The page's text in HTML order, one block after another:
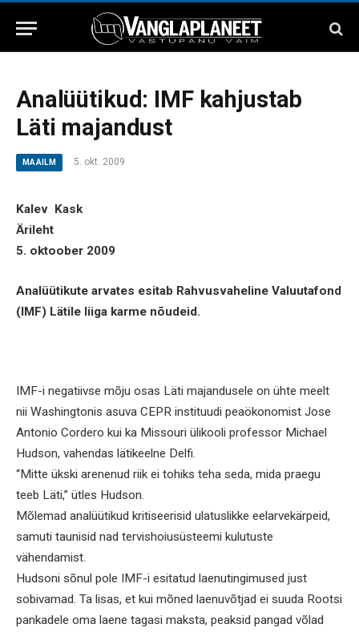
Analüütikud: IMF kahjustab
Läti majandust
MAAILM 5. okt. 2009
Kalev Kask
Ärileht
5. oktoober 2009
Analüütikute arvates esitab Rahvusvaheline Valuutafond
(IMF) Lätile liiga karme nõudeid.
IMF-i negatiivse mõju osas Läti majandusele on ühte meelt
nii Washingtonis asuva CEPR instituudi peaökonomist Jose
Antonio Cordero kui ka Missouri ülikooli professor Michael
Hudson, vahendas lätikeelne Delfi.
“Mitte ükski arenenud riik ei tohiks teha seda, mida praegu
teeb Läti,” ütles Hudson.
Mõlemad analüütikud kritiseerisid ulatuslikke eelarvekärpeid,
samuti taunisid nad tervishoiusüsteemi kulutuste
vähendamist.
Hudsoni sõnul pole IMF-i esitatud laenutingimused just
sobivamad. Ta lisas, et kui mõned laenuvõtjad ei suuda Rootsi
pankadele oma laene tagasi maksta, peaksid pangad võlad